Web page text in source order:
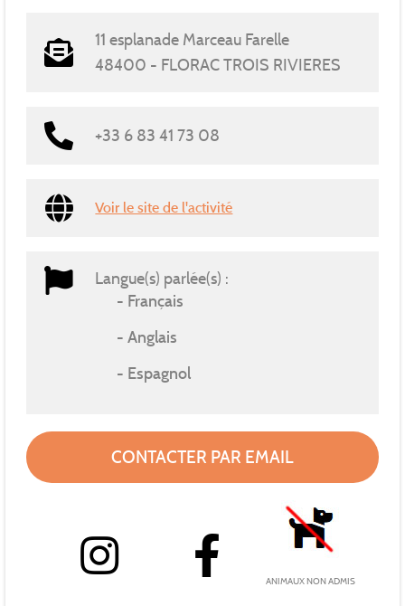
11 esplanade Marceau Farelle
48400 - FLORAC TROIS RIVIERES
+33 6 83 41 73 08
Voir le site de l'activité
Langue(s) parlée(s) :
Français
Anglais
Espagnol
CONTACTER PAR EMAIL
ANIMAUX NON ADMIS